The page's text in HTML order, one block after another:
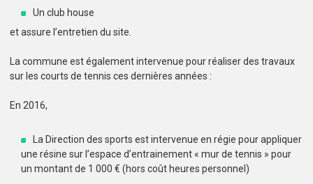
Un club house
et assure l’entretien du site.
La commune est également intervenue pour réaliser des travaux
sur les courts de tennis ces dernières années :
En 2016,
La Direction des sports est intervenue en régie pour appliquer
une résine sur l’espace d’entrainement « mur de tennis » pour
un montant de 1 000 € (hors coût heures personnel)